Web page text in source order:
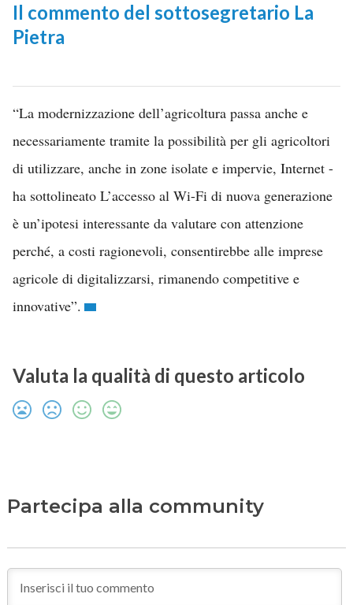
Il commento del sottosegretario La
Pietra
“La modernizzazione dell’agricoltura passa anche e
necessariamente tramite la possibilità per gli agricoltori
di utilizzare, anche in zone isolate e impervie, Internet -
ha sottolineato L’accesso al Wi-Fi di nuova generazione
è un’ipotesi interessante da valutare con attenzione
perché, a costi ragionevoli, consentirebbe alle imprese
agricole di digitalizzarsi, rimanendo competitive e
innovative”.
Valuta la qualità di questo articolo
Partecipa alla community